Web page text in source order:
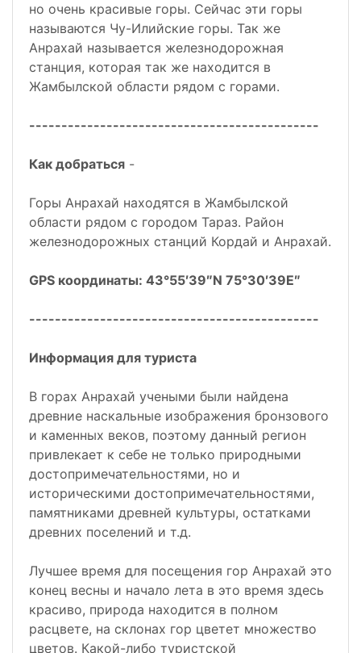
но очень красивые горы. Сейчас эти горы
называются Чу-Илийские горы. Так же
Анрахай называется железнодорожная
станция, которая так же находится в
Жамбылской области рядом с горами.
---------------------------------------------
Как добраться -
Горы Анрахай находятся в Жамбылской
области рядом с городом Тараз. Район
железнодорожных станций Кордай и Анрахай.
GPS координаты: 43°55′39″N 75°30′39E″
---------------------------------------------
Информация для туриста
В горах Анрахай учеными были найдена
древние наскальные изображения бронзового
и каменных веков, поэтому данный регион
привлекает к себе не только природными
достопримечательностями, но и
историческими достопримечательностями,
памятниками древней культуры, остатками
древних поселений и т.д.
Лучшее время для посещения гор Анрахай это
конец весны и начало лета в это время здесь
красиво, природа находится в полном
расцвете, на склонах гор цветет множество
цветов. Какой-либо туристской